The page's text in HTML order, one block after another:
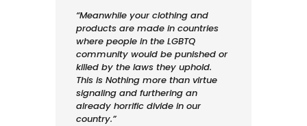
“Meanwhile your clothing and
products are made in countries
where people in the LGBTQ
community would be punished or
killed by the laws they uphold.
This is Nothing more than virtue
signaling and furthering an
already horrific divide in our
country.”